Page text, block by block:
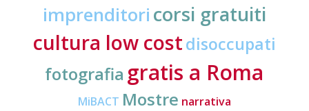
imprenditori corsi gratuiti
cultura low costdisoccupati
fotografia gratis a Roma
MiBACT Mostre narrativa